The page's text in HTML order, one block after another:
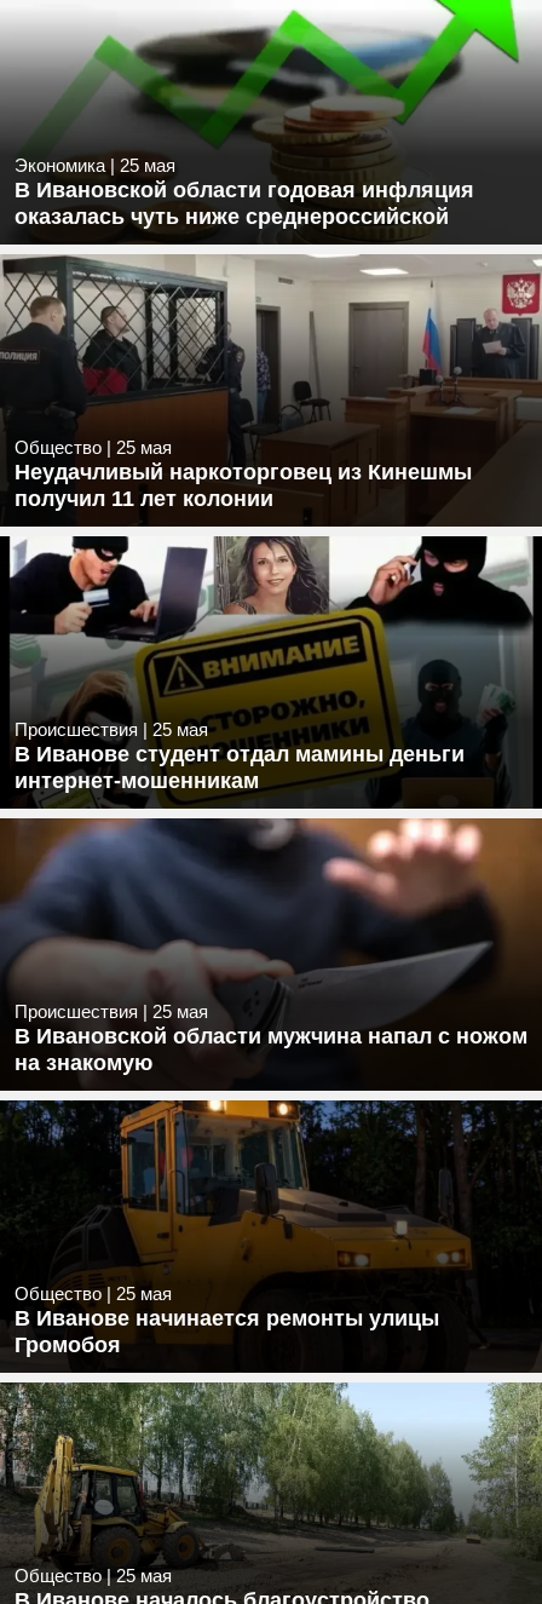
Экономика | 25 мая
В Ивановской области годовая инфляция
оказалась чуть ниже среднероссийской
Общество | 25 мая
Неудачливый наркоторговец из Кинешмы
получил 11 лет колонии
Происшествия | 25 мая
В Иванове студент отдал мамины деньги
интернет-мошенникам
Происшествия | 25 мая
В Ивановской области мужчина напал с ножом
на знакомую
Общество | 25 мая
В Иванове начинается ремонты улицы
Громобоя
Общество|25 мая